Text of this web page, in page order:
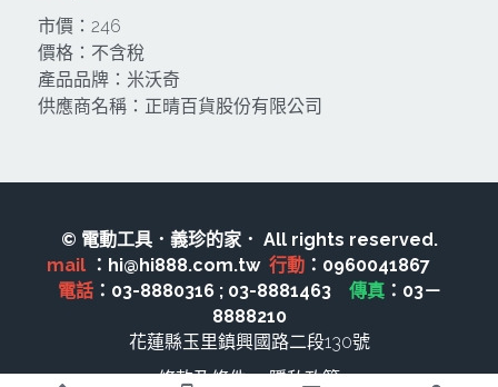
SHINKOMI 型鋼力
Milwaukee-充電器、電池、配件
Dewalt 電池、充電器、配件
KingTony KUANI 專業級工具
stanley 電池、充電器
Milwaukee-18
插電式
電池及配件
引擎類
KUMAS工具
Hikoki
MK-POWER
HULK 浩克
其它工具
電動吊車、吊具、氣動工具
五金及其它
電焊夾及切斷器
充電器
鋸片類
市價：246
價格：不含稅
產品品牌：米沃奇
供應商名稱：正晴百貨股份有限公司
© 電動工具．義珍的家． All rights reserved.
mail ：hi@hi888.com.tw 行動
電話：03-8880316 ; 03-8881463 傳真：03－
8888210
花蓮縣玉里鎮興國路二段130號
條款及條件
隱私政策